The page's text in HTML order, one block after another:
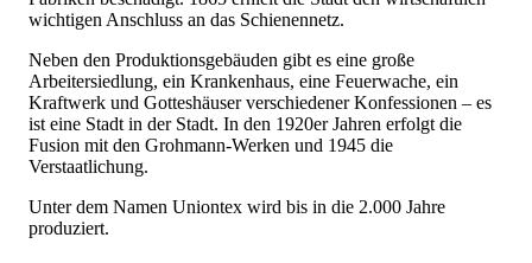
wichtigen Anschluss an das Schienennetz.
Neben den Produktionsgebäuden gibt es eine große
Arbeitersiedlung, ein Krankenhaus, eine Feuerwache, ein
Kraftwerk und Gotteshäuser verschiedener Konfessionen – es
ist eine Stadt in der Stadt. In den 1920er Jahren erfolgt die
Fusion mit den Grohmann-Werken und 1945 die
Verstaatlichung.
Unter dem Namen Uniontex wird bis in die 2.000 Jahre
produziert.